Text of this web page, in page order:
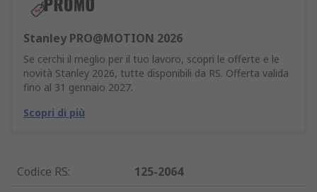
Stanley PRO@MOTION 2026
Se cerchi il meglio per il tuo lavoro, scopri le offerte e le
novità Stanley 2026, tutte disponibili da RS. Offerta valida
fino al 31 gennaio 2027.
Scopri di più
Codice RS:
125-2064